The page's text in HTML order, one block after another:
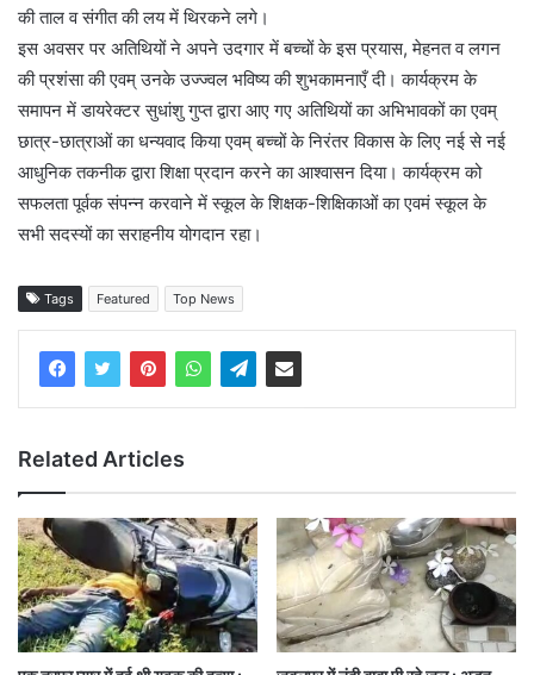
की ताल व संगीत की लय में थिरकने लगे।
इस अवसर पर अतिथियों ने अपने उदगार में बच्चों के इस प्रयास, मेहनत व लगन
की प्रशंसा की एवम् उनके उज्ज्वल भविष्य की शुभकामनाएँ दी। कार्यक्रम के
समापन में डायरेक्टर सुधांशु गुप्त द्वारा आए गए अतिथियों का अभिभावकों का एवम्
छात्र-छात्राओं का धन्यवाद किया एवम् बच्चों के निरंतर विकास के लिए नई से नई
आधुनिक तकनीक द्वारा शिक्षा प्रदान करने का आश्वासन दिया। कार्यक्रम को
सफलता पूर्वक संपन्न करवाने में स्कूल के शिक्षक-शिक्षिकाओं का एवमं स्कूल के
सभी सदस्यों का सराहनीय योगदान रहा।
Tags Featured Top News
Related Articles